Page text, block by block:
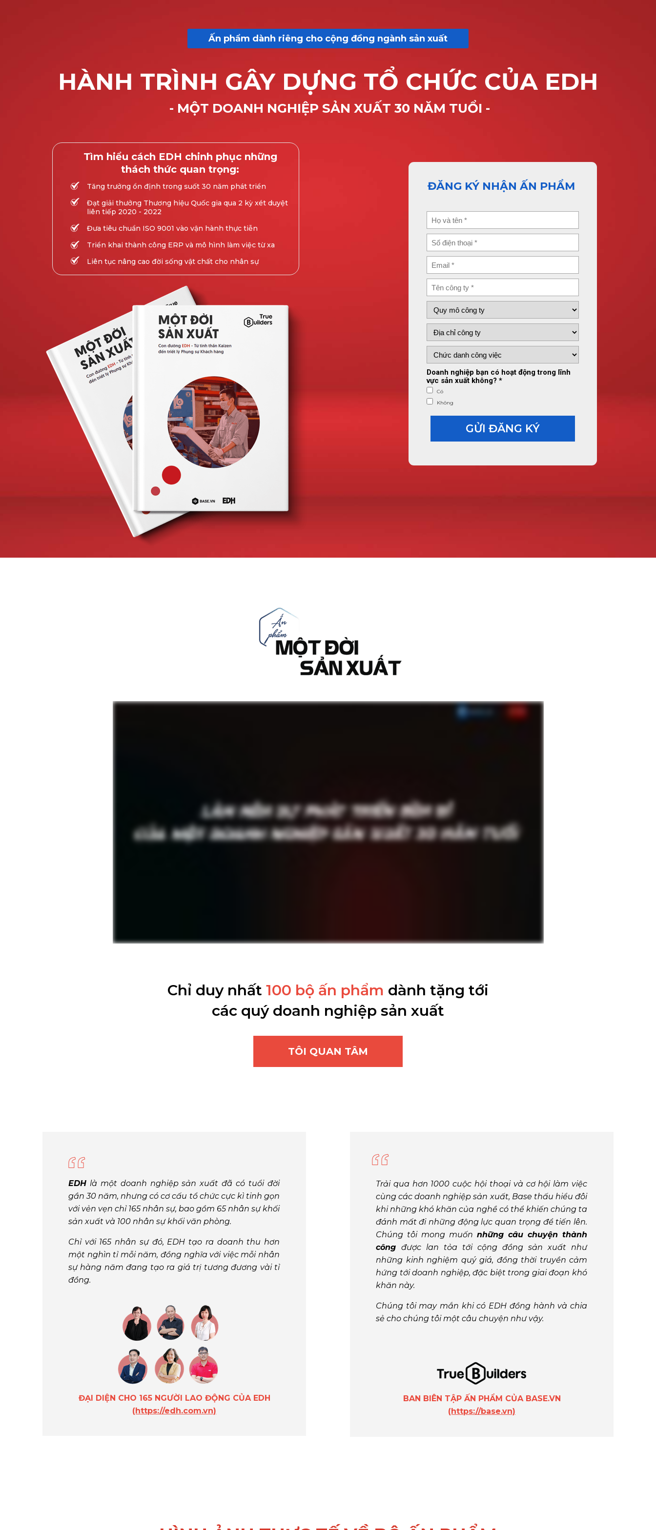
Doanh nghiệp bạn có hoạt động trong lĩnh
vực sản xuất không? *
Có
Không
GỬI ĐĂNG KÝ
ĐĂNG KÝ NHẬN ẤN PHẨM
HÀNH TRÌNH GÂY DỰNG TỔ CHỨC CỦA EDH
EDH là một doanh nghiệp sản xuất đã có tuổi đời
gần 30 năm, nhưng có cơ cấu tổ chức cực kì tinh gọn
với vẻn vẹn chỉ 165 nhân sự, bao gồm 65 nhân sự khối
sản xuất và 100 nhân sự khối văn phòng.
Chỉ với 165 nhân sự đó, EDH tạo ra doanh thu hơn
một nghìn tỉ mỗi năm, đồng nghĩa với việc mỗi nhân
sự hàng năm đang tạo ra giá trị tương đương vài tỉ
đồng.
ĐẠI DIỆN CHO 165 NGƯỜI LAO ĐỘNG CỦA EDH
(https://edh.com.vn)
Trải qua hơn 1000 cuộc hội thoại và cơ hội làm việc
cùng các doanh nghiệp sản xuất, Base thấu hiểu đôi
khi những khó khăn của nghề có thể khiến chúng ta
đánh mất đi những động lực quan trọng để tiến lên.
Chúng tôi mong muốn những câu chuyện thành
công được lan tỏa tới cộng đồng sản xuất như
những kinh nghiệm quý giá, đồng thời truyền cảm
hứng tới doanh nghiệp, đặc biệt trong giai đoạn khó
khăn này.
Chúng tôi may mắn khi có EDH đồng hành và chia
sẻ cho chúng tôi một câu chuyện như vậy.
BAN BIÊN TẬP ẤN PHẨM CỦA BASE.VN
(https://base.vn)
Chỉ duy nhất 100 bộ ấn phẩm dành tặng tới
các quý doanh nghiệp sản xuất
TÔI QUAN TÂM
Ấn phẩm dành riêng cho cộng đồng ngành sản xuất
Tìm hiểu cách EDH chinh phục những
thách thức quan trọng:
Tăng trưởng ổn định trong suốt 30 năm phát triển
Đạt giải thưởng Thương hiệu Quốc gia qua 2 kỳ xét duyệt
liên tiếp 2020 - 2022
Đưa tiêu chuẩn ISO 9001 vào vận hành thực tiễn
Triển khai thành công ERP và mô hình làm việc từ xa
Liên tục nâng cao đời sống vật chất cho nhân sự
- MỘT DOANH NGHIỆP SẢN XUẤT 30 NĂM TUỔI -